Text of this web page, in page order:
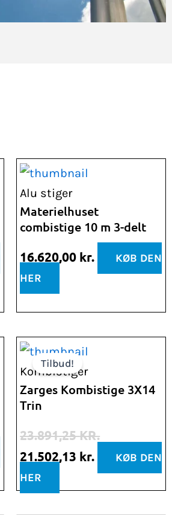
Alu stiger
Materielhuset
combistige 10 m 3-delt
16.620,00 kr.
KØB DEN
HER
Tilbud!
Kombistiger
Zarges Kombistige 3X14
Trin
23.891,25KR.
Den
oprindelige
pris
var:
21.502,13 kr.
pris
KØB DEN
HER